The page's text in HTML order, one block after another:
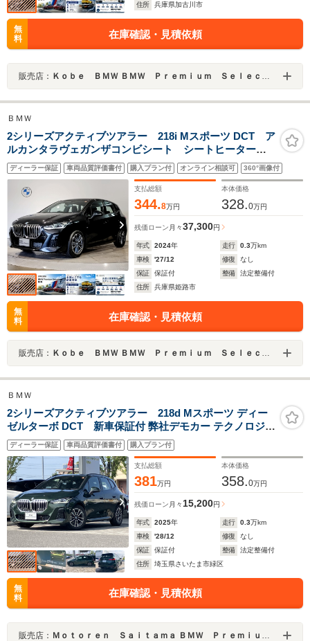
住所
兵庫県加古川市
無
料
在庫確認・見積依頼
販売店： Ｋｏｂｅ ＢＭＷ ＢＭＷ Ｐｒｅｍｉｕｍ Ｓｅｌｅｃｔｉｏｎ 加古川
ＢＭＷ
2シリーズアクティブツアラー 218i Mスポーツ DCT ア
ルカンタラヴェガンザコンビシート シートヒーター
ハンドルヒーター アンビエントライト アップルカー
プレイ ヘッドアップディスプレイ 全方位カメラ テ
クノロジーPKG電動トランク(キックオープン付き)
ディーラー保証 車両品質評価書付 購入プラン付 オンライン相談可 360°画像付
支払総額
344.8万円
本体価格
328.0万円
残価ローン 月々37,300円
年式 2024年 走行 0.3万km
車検
'27/12 修復
なし
保証
保証付 整備
法定整備付
住所
兵庫県姫路市
無
料
在庫確認・見積依頼
販売店： Ｋｏｂｅ ＢＭＷ ＢＭＷ Ｐｒｅｍｉｕｍ Ｓｅｌｅｃｔｉｏｎ 姫路
ＢＭＷ
2シリーズアクティブツアラー 218d Mスポーツ ディー
ゼルターボ DCT 新車保証付 弊社デモカー テクノロジー
パッケージ ヘッドアップディスプレイ タッチパネル式ナ
ビ フロント+サイド+バック+トップビューカメラ ACC
ディーラー保証 車両品質評価書付 購入プラン付
支払総額
381万円
本体価格
358.0万円
残価ローン 月々 15,200円
年式 2025年 走行 0.3万km
車検
'28/12 修復
なし
保証
保証付 整備
法定整備付
住所
埼玉県さいたま市緑区
無
料
在庫確認・見積依頼
販売店： Ｍｏｔｏｒｅｎ Ｓａｉｔａｍａ ＢＭＷ Ｐｒｅｍｉｕｍ Ｓｅｌｅｃｔｉｏｎ 浦和美園